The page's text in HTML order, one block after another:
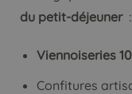
du petit-déjeuner :
Viennoiseries
Confitures